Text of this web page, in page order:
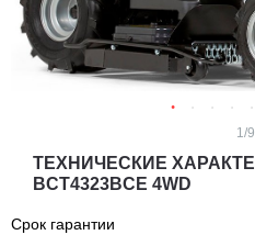
1/9
ТЕХНИЧЕСКИЕ
BCT4323BCE 4WD
Срок гарантии